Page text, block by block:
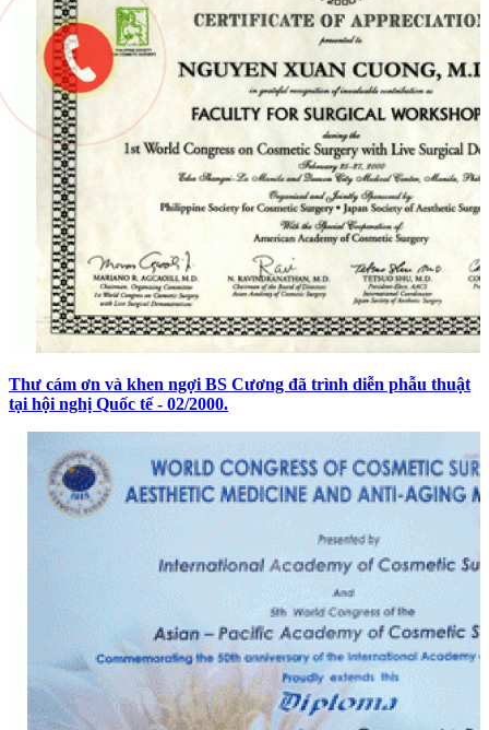
Thư cám ơn và khen ngợi BS Cương đã trình diễn phẫu thuật
tại hội nghị Quốc tế - 02/2000.